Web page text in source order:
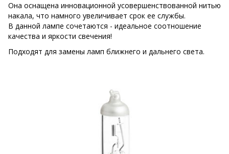
Она оснащена инновационной усовершенствованной нитью
накала, что намного увеличивает срок ее службы.
В данной лампе сочетаются - идеальное соотношение
качества и яркости свечения!
Подходят для замены ламп ближнего и дальнего света.